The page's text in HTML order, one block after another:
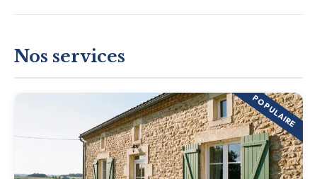
Nos services
POPULAIRE